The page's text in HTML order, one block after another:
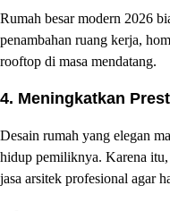
Rumah besar modern 2026
penambahan ruang kerja,
rooftop di masa mendatang.
4. Meningkatkan
Desain rumah yang elegan
hidup pemiliknya. Karena
jasa arsitek profesional agar